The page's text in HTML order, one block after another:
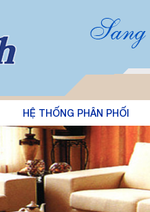
HỆ THỐNG PHÂN PHỐI